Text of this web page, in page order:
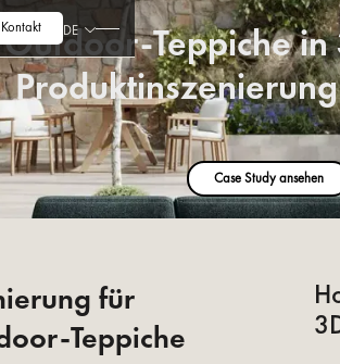
Kontakt DE
Outdoor-Teppiche
Case Study ansehen
für
Teppiche